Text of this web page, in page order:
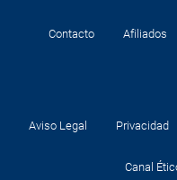
Contacto Afiliados
Aviso Legal Privacidad
Canal